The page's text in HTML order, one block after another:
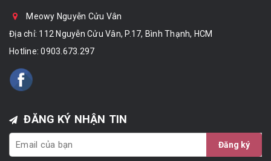
Meowy Nguyễn Cửu Vân
Địa chỉ: 112 Nguyễn Cửu Vân, P.17, Bình Thạnh, HCM
Hotline:0903.673.297
ĐĂNG KÝ NHẬN TIN
Đăng ký